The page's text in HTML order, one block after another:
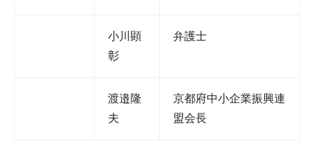
小川顕
彰
弁護士
渡邉隆
夫
京都府中小企業振興連
盟会長